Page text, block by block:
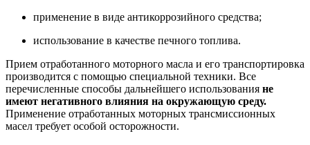
применение в виде антикоррозийного средства;
использование в качестве печного топлива.
Прием отработанного моторного масла и его транспортировка
производится с помощью специальной техники. Все
перечисленные способы дальнейшего использования не
имеют негативного влияния на окружающую среду.
Применение отработанных моторных трансмиссионных
масел требует особой осторожности.